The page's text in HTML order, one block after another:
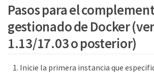
Pasos para el
gestionado de Docker
1.13/17.03 o posterior)
Inicie la primera instancia que